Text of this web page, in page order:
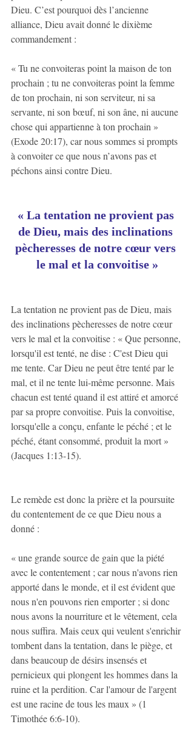
Dieu. C’est pourquoi dès l’ancienne
alliance, Dieu avait donné le dixième
commandement :
« Tu ne convoiteras point la maison de ton
prochain ; tu ne convoiteras point la femme
de ton prochain, ni son serviteur, ni sa
servante, ni son bœuf, ni son âne, ni aucune
chose qui appartienne à ton prochain »
(Exode 20:17), car nous sommes si prompts
à convoiter ce que nous n’avons pas et
péchons ainsi contre Dieu.
« La tentation ne provient pas
de Dieu, mais des inclinations
pècheresses de notre cœur vers
le mal et la convoitise »
La tentation ne provient pas de Dieu, mais
des inclinations pècheresses de notre cœur
vers le mal et la convoitise : « Que personne,
lorsqu'il est tenté, ne dise : C'est Dieu qui
me tente. Car Dieu ne peut être tenté par le
mal, et il ne tente lui-même personne. Mais
chacun est tenté quand il est attiré et amorcé
par sa propre convoitise. Puis la convoitise,
lorsqu'elle a conçu, enfante le péché ; et le
péché, étant consommé, produit la mort »
(Jacques 1:13-15).
Le remède est donc la prière et la poursuite
du contentement de ce que Dieu nous a
donné :
« une grande source de gain que la piété
avec le contentement ; car nous n'avons rien
apporté dans le monde, et il est évident que
nous n'en pouvons rien emporter ; si donc
nous avons la nourriture et le vêtement, cela
nous suffira. Mais ceux qui veulent s'enrichir
tombent dans la tentation, dans le piège, et
dans beaucoup de désirs insensés et
pernicieux qui plongent les hommes dans la
ruine et la perdition. Car l'amour de l'argent
est une racine de tous les maux » (1
Timothée 6:6-10).